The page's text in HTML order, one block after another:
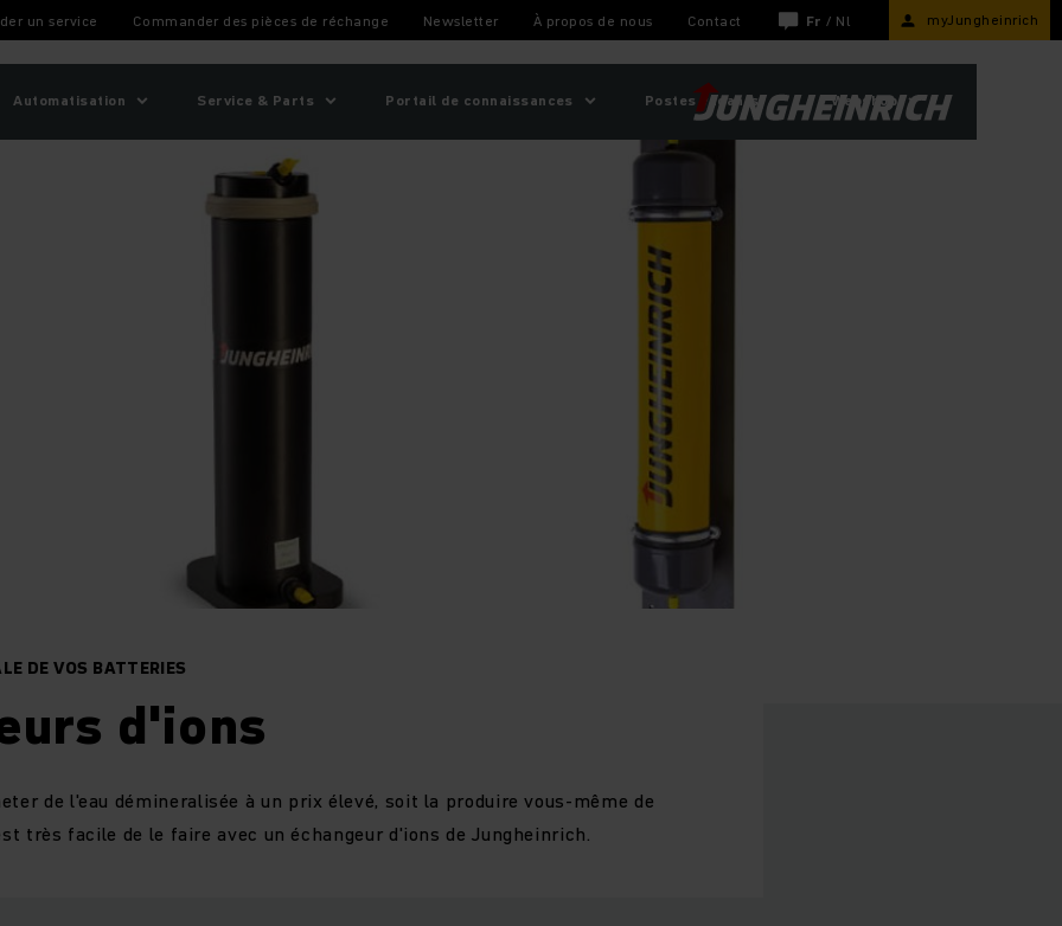
un service Commander des pièces de réchange Newsletter À propos de nous Contact Fr / Nl myJungheinrich
Automatisation Service & Parts Portail de connaissances Postes vacants Webshop
DE VOS BATTERIES
d'ions
de l'eau démineralisée à un prix élevé, soit la produire vous-même de
très facile de le faire avec un échangeur d'ions de Jungheinrich.